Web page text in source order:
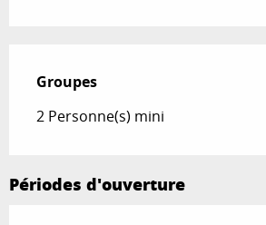
Groupes
Groupes
2 Personne(s) mini
Périodes d'ouverture